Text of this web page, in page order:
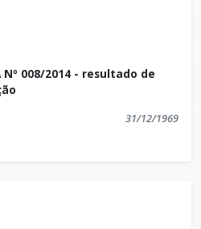
Nº 008/2014 - resultado de
31/12/1969